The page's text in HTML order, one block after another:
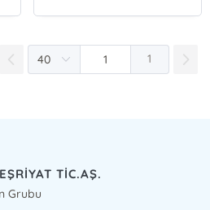
1
TİC.AŞ.
Grubu